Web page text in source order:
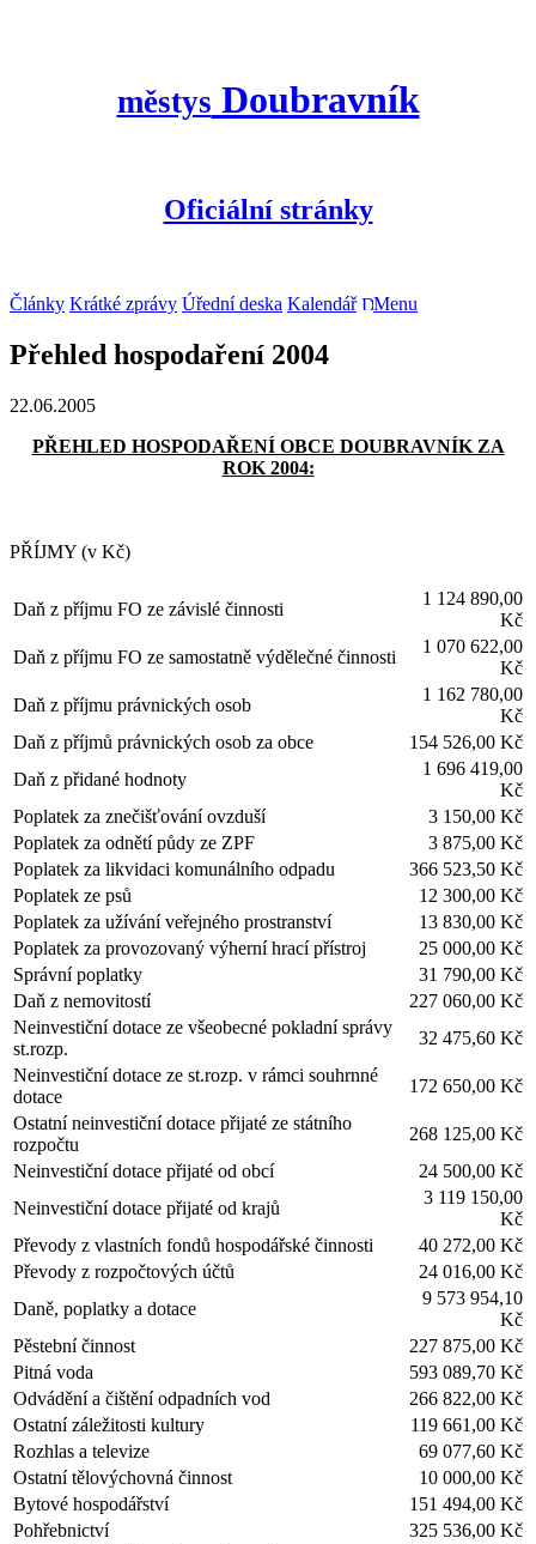
městys Doubravník
Oficiální stránky
Články Krátké zprávy Úřední deska Kalendář Menu
Přehled hospodaření 2004
22.06.2005
PŘEHLED HOSPODAŘENÍ OBCE DOUBRAVNÍK ZA
ROK 2004:
PŘÍJMY (v Kč)
Daň z příjmu FO ze závislé činnosti
1 124 890,00
Kč
Daň z příjmu FO ze samostatně výdělečné činnosti
1 070 622,00
Kč
Daň z příjmu právnických osob
1 162 780,00
Kč
Daň z příjmů právnických osob za obce
154 526,00 Kč
Daň z přidané hodnoty
1 696 419,00
Kč
Poplatek za znečišťování ovzduší
3 150,00 Kč
Poplatek za odnětí půdy ze ZPF
3 875,00 Kč
Poplatek za likvidaci komunálního odpadu
366 523,50 Kč
Poplatek ze psů
12 300,00 Kč
Poplatek za užívání veřejného prostranství
13 830,00 Kč
Poplatek za provozovaný výherní hrací přístroj
25 000,00 Kč
Správní poplatky
31 790,00 Kč
Daň z nemovitostí
227 060,00 Kč
Neinvestiční dotace ze všeobecné pokladní správy
st.rozp.
32 475,60 Kč
Neinvestiční dotace ze st.rozp. v rámci souhrnné
dotace
172 650,00 Kč
Ostatní neinvestiční dotace přijaté ze státního
rozpočtu
268 125,00 Kč
Neinvestiční dotace přijaté od obcí
24 500,00 Kč
Neinvestiční dotace přijaté od krajů
3 119 150,00
Kč
Převody z vlastních fondů hospodářské činnosti
40 272,00 Kč
Převody z rozpočtových účtů
24 016,00 Kč
Daně, poplatky a dotace
9 573 954,10
Kč
Pěstební činnost
227 875,00 Kč
Pitná voda
593 089,70 Kč
Odvádění a čištění odpadních vod
266 822,00 Kč
Ostatní záležitosti kultury
119 661,00 Kč
Rozhlas a televize
69 077,60 Kč
Ostatní tělovýchovná činnost
10 000,00 Kč
Bytové hospodářství
151 494,00 Kč
Pohřebnictví
325 536,00 Kč